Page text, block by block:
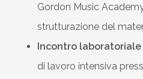
Gordon Music
strutturazione del
Incontro
di lavoro intensiva